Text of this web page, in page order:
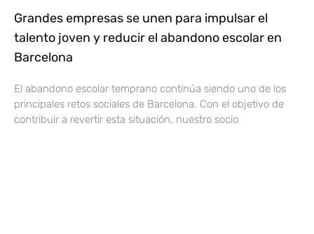
Grandes empresas se unen para impulsar el
talento joven y reducir el abandono escolar en
Barcelona
El abandono escolar temprano continúa siendo uno de los
principales retos sociales de Barcelona. Con el objetivo de
contribuir a revertir esta situación, nuestro socio